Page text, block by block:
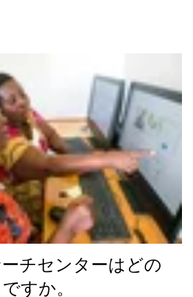
チセンターはどの
すか。